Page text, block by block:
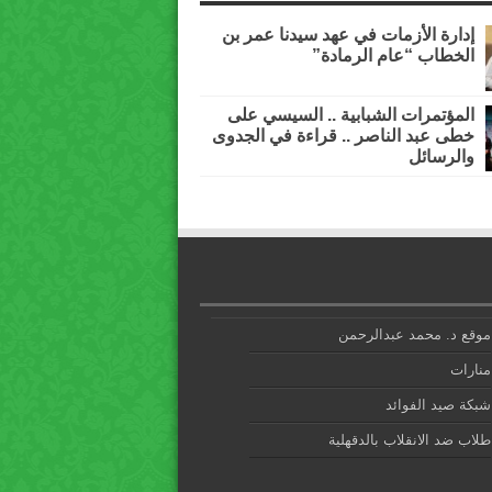
إدارة الأزمات في عهد سيدنا عمر بن
الخطاب “عام الرمادة”
المؤتمرات الشبابية .. السيسي على
خطى عبد الناصر .. قراءة في الجدوى
والرسائل
موقع د. محمد عبدالرحمن
منارات
شبكة صيد الفوائد
طلاب ضد الانقلاب بالدقهلية